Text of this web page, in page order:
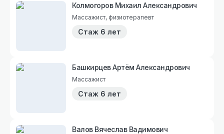
Колмогоров Михаил Александрович
Массажист, физиотерапевт
Стаж 6 лет
Башкирцев Артём Александрович
Массажист
Стаж 6 лет
Валов Вячеслав Вадимович